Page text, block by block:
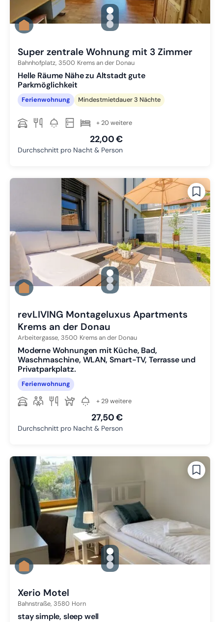
gallery.slide_selector
Zu Slide 1 wechseln
Zu Slide 2 wechseln
Zu Slide 3 wechseln
Super zentrale Wohnung mit 3 Zimmer
Bahnhofplatz, 3500 Krems an der Donau
Helle Räume Nähe zu Altstadt gute
Parkmöglichkeit
Ferienwohnung Mindestmietdauer 3 Nächte
+ 20 weitere
22,00 €
Durchschnitt pro Nacht & Person
gallery.slide_selector
Zu Slide 1 wechseln
Zu Slide 2 wechseln
Zu Slide 3 wechseln
revLIVING Montageluxus Apartments
Krems an der Donau
Arbeitergasse, 3500 Krems an der Donau
Moderne Wohnungen mit Küche, Bad,
Waschmaschine, WLAN, Smart-TV, Terrasse und
Privatparkplatz.
Ferienwohnung
+ 29 weitere
27,50 €
Durchschnitt pro Nacht & Person
gallery.slide_selector
Zu Slide 1 wechseln
Zu Slide 2 wechseln
Zu Slide 3 wechseln
Xerio Motel
Bahnstraße, 3580 Horn
stay simple, sleep well